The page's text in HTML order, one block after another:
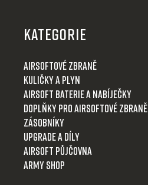
KATEGORIE
Airsoftové zbraně
Kuličky a plyn
Airsoft baterie a nabíječky
Doplňky pro airsoftové zbraně
Zásobníky
Upgrade a díly
Airsoft půjčovna
Army shop